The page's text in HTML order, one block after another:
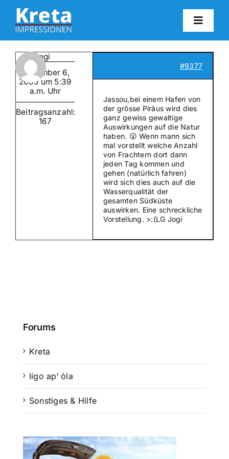
Zum
Inhalt
springen
Jogi
Dezember 6,
2005 um 5:39
a.m. Uhr
Beitragsanzahl:
167
#9377
Jassou,bei einem Hafen von
der grösse Piräus wird dies
ganz gewiss gewaltige
Auswirkungen auf die Natur
haben. 😮 Wenn mann sich
mal vorstellt welche Anzahl
von Frachtern dort dann
jeden Tag kommen und
gehen (natürlich fahren)
wird sich dies auch auf die
Wasserqualität der
gesamten Südküste
auswirken. Eine schreckliche
Vorstellung. >:(LG Jogi
Forums
Kreta
lígo ap‘ óla
Sonstiges & Hilfe